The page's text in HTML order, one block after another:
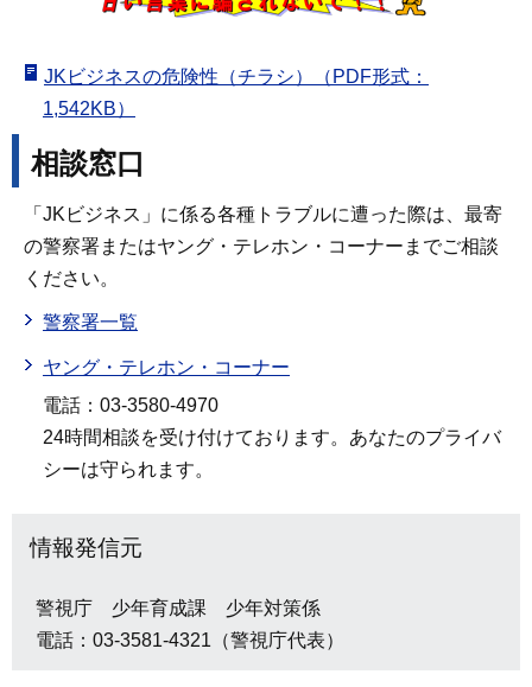
JKビジネスの危険性（チラシ）（PDF形式：
1,542KB）
相談窓口
「JKビジネス」に係る各種トラブルに遭った際は、最寄
の警察署またはヤング・テレホン・コーナーまでご相談
ください。
警察署一覧
ヤング・テレホン・コーナー
電話：03-3580-4970
24時間相談を受け付けております。あなたのプライバ
シーは守られます。
情報発信元
警視庁 少年育成課 少年対策係
電話：03-3581-4321（警視庁代表）